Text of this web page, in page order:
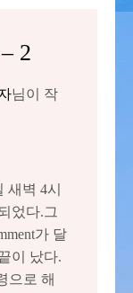
2
님이 작
새벽 4시
었다.그
가 달
이 났다.
으로 해